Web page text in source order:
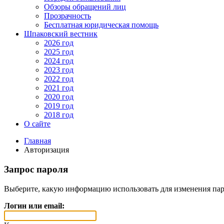
Обзоры обращений лиц
Прозрачность
Бесплатная юридическая помощь
Шпаковский вестник
2026 год
2025 год
2024 год
2023 год
2022 год
2021 год
2020 год
2019 год
2018 год
О сайте
Главная
Авторизация
Запрос пароля
Выберите, какую информацию использовать для изменения
Логин или email: